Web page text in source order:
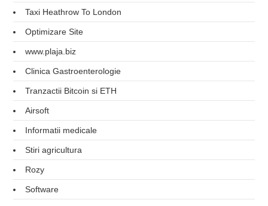
Taxi Heathrow To London
Optimizare Site
www.plaja.biz
Clinica Gastroenterologie
Tranzactii Bitcoin si ETH
Airsoft
Informatii medicale
Stiri agricultura
Rozy
Software